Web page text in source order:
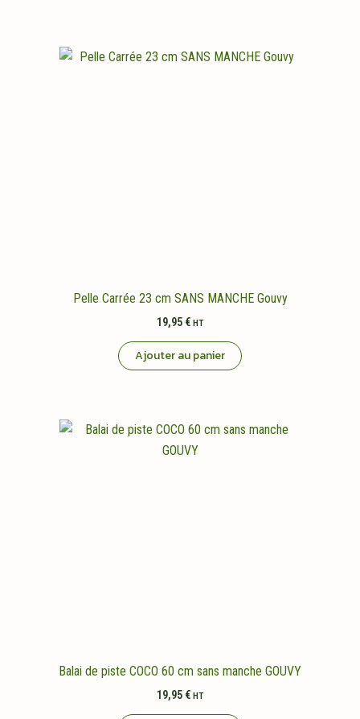
Pelle Carrée 23 cm SANS MANCHE Gouvy
19,95 € HT
Ajouter au panier
Balai de piste COCO 60 cm sans manche GOUVY
19,95 € HT